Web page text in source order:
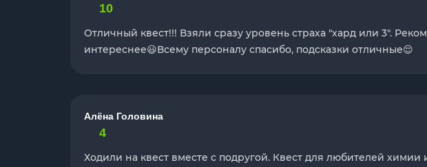
10
Отличный квест!!! Взяли сразу уровень страха "хард или 3".
интереснее😃Всему персоналу спасибо, подсказки отличные😌
Алёна Головина
4
Ходили на квест вместе с подругой. Квест для любителей